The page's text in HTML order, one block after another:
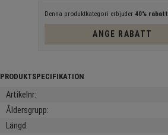
Denna produktkategori erbjuder 40% rabatt
ANGE RABATT
Artikelnr
Åldersgrupp
Längd